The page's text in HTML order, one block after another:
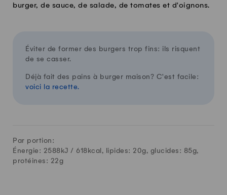
burger, de sauce, de salade, de tomates et d'oignons.
Éviter de former des burgers trop fins: ils risquent
de se casser.
Déjà fait des pains à burger maison? C'est facile:
voici la recette.
Par portion:
Énergie: 2588kJ / 618 kcal, lipides: 20g, glucides: 85g,
protéines: 22g